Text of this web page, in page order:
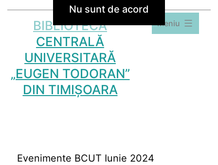
BIBLIOTECA
CENTRALĂ
UNIVERSITARĂ
„EUGEN TODORAN”
DIN TIMIȘOARA
Meniu
Evenimente BCUT Iunie 2024
Nu sunt de acord